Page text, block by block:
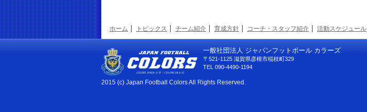
ホーム トピックス チーム紹介 育成方針 コーチ・スタッフ紹介 活動スケジュール
一般社団法人 ジャパンフットボール カラーズ
〒521-1125 滋賀県彦根市稲枝町329
TEL 090-4490-1194
2015 (c) Japan Football Colors All Rights Reserved.